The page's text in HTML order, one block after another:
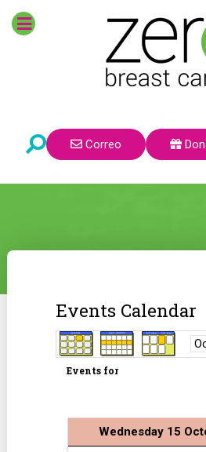
Correo
Events Calendar
Events for
Wednesday 15